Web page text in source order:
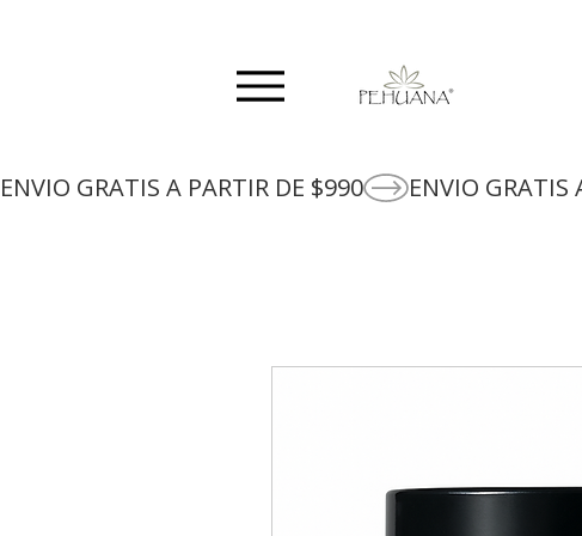
ENVIO GRATIS A PARTIR DE $990